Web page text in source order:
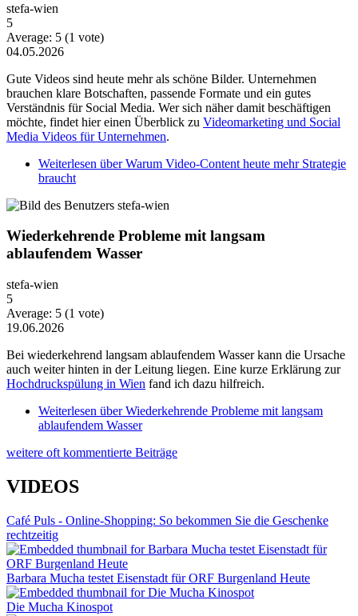
stefa-wien
5
Average: 5 (1 vote)
04.05.2026
Gute Videos sind heute mehr als schöne Bilder. Unternehmen
brauchen klare Botschaften, passende Formate und ein gutes
Verständnis für Social Media. Wer sich näher damit beschäftigen
möchte, findet hier einen Überblick zu Videomarketing und Social
Media Videos für Unternehmen.
Weiterlesen über Warum Video-Content heute mehr Strategie
braucht
Wiederkehrende Probleme mit langsam
ablaufendem Wasser
stefa-wien
5
Average: 5 (1 vote)
19.06.2026
Bei wiederkehrend langsam ablaufendem Wasser kann die Ursache
auch weiter hinten in der Leitung liegen. Eine kurze Erklärung zur
Hochdruckspülung in Wien fand ich dazu hilfreich.
Weiterlesen über Wiederkehrende Probleme mit langsam
ablaufendem Wasser
weitere oft kommentierte Beiträge
VIDEOS
Café Puls - Online-Shopping: So bekommen Sie die Geschenke
rechtzeitig
Barbara Mucha testet Eisenstadt für ORF Burgenland Heute
Die Mucha Kinospot